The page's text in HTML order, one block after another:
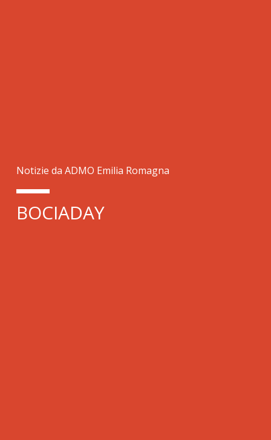
Notizie da ADMO Emilia Romagna
BOCIADAY